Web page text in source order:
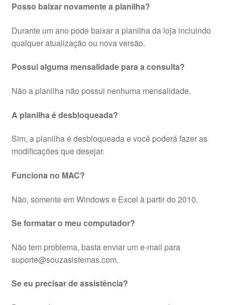
Posso baixar novamente a planilha?
Durante um ano pode baixar a planilha da loja incluindo
qualquer atualização ou nova versão.
Possui alguma mensalidade para a consulta?
Não a planilha não possui nenhuma mensalidade.
A planilha é desbloqueada?
Sim, a planilha é desbloqueada e você poderá fazer as
modificações que desejar.
Funciona no MAC?
Não, somente em Windows e Excel à partir do 2010.
Se formatar o meu computador?
Não tem problema, basta enviar um e-mail para
suporte@souzasistemas.com.
Se eu precisar de assistência?